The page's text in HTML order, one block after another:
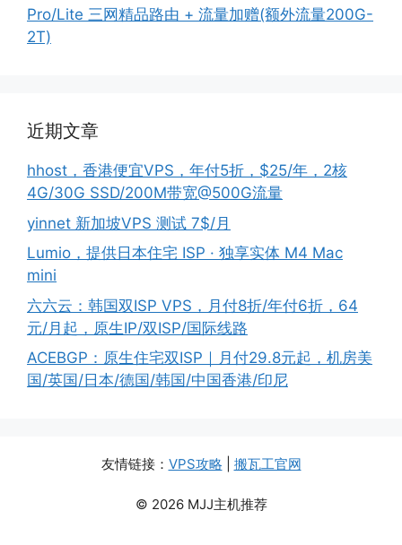
Pro/Lite 三网精品路由 + 流量加赠(额外流量200G-
2T)
近期文章
hhost，香港便宜VPS，年付5折，$25/年，2核
4G/30G SSD/200M带宽@500G流量
yinnet 新加坡VPS 测试 7$/月
Lumio，提供日本住宅 ISP · 独享实体 M4 Mac
mini
六六云：韩国双ISP VPS，月付8折/年付6折，64
元/月起，原生IP/双ISP/国际线路
ACEBGP：原生住宅双ISP｜月付29.8元起，机房美
国/英国/日本/德国/韩国/中国香港/印尼
友情链接： VPS攻略 搬瓦工官网
© 2026 MJJ主机推荐